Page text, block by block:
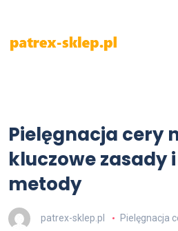
Pielęgnacja cery
kluczowe zasady
metody
patrex-sklep.pl Pielęgnacja